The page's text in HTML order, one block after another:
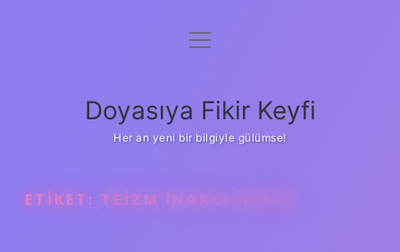
Anasayfa
Yasal Uyarı
menüyü
Doyasıya Fikir Keyfi
Her an yeni bir bilgiyle gülümse!
ETIKET: TEIZM INANCI NEDIR